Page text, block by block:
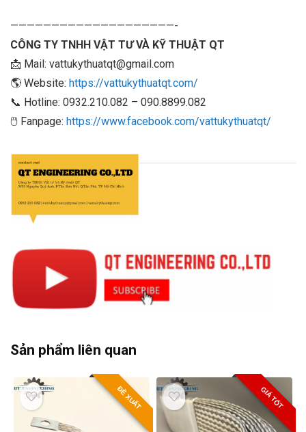
————————————————————-
CÔNG TY TNHH VẬT TƯ VÀ KỸ THUẬT QT
📩 Mail: vattukythuatqt@gmail.com
🌎 Website: https://vattukythuatqt.com/
📞 Hotline: 0932.210.082 – 090.8899.082
🖱 Fanpage: https://www.facebook.com/vattukythuatqt/
Sản phẩm liên quan
ĐỀ XUẤT GIÁ TỐT